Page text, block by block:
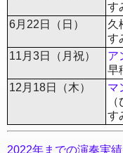
す
6月22日（日）
久
す
11月3日（月祝）
ア
早
12月18日（木）
マ
す
2022年までの演奏実績